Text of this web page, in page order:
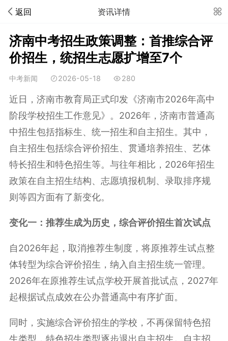
返回 资讯详情
济南中考招生政策调整：首推综合评
价招生，统招生志愿扩增至7个
中考新闻 2026-05-18 280
近日，济南市教育局正式印发《济南市2026年高中
阶段学校招生工作意见》。2026年，济南市普通高
中招生包括指标生、统一招生和自主招生。其中，
自主招生包括综合评价招生、 贯通培养招生、艺体
特长招生和特色招生等。与往年相比，2026年招生
政策在自主招生结构、志愿填报机制、录取排序规
则等四方面有了新变化。
变化一：推荐生成为历史，综合评价招生首次试点
自2026年起，取消推荐生制度，将原推荐生试点整
体转型为综合评价招生，纳入自主招生统一管理。
2026年在原推荐生试点学校开展首批试点，2027年
起根据试点成效在公办普通高中有序扩面。
同时，实施综合评价招生的学校，不再保留特色招
生类型，特色招生类型逐步退出自主招生。自主招